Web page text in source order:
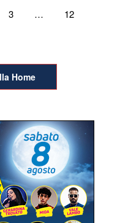
3 …
12
Home